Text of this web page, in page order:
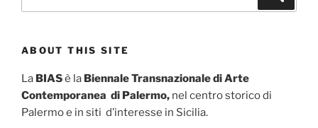
ABOUT THIS SITE
La BIASè la Biennale Transnazionale di Arte
Contemporanea di Palermo, nel centro storico di
Palermo e in siti d’interesse in Sicilia.